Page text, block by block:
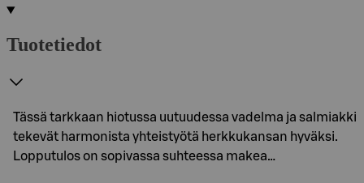
Tuotetiedot
Tässä tarkkaan hiotussa uutuudessa vadelma ja salmiakki
tekevät harmonista yhteistyötä herkkukansan hyväksi.
Lopputulos on sopivassa suhteessa makea…